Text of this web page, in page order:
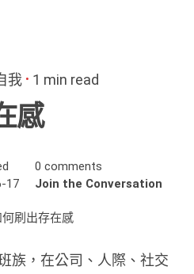
我 1 min read
感
17
0 comments
Join the Conversation
何刷出存在感
族，在公司、人際、社交